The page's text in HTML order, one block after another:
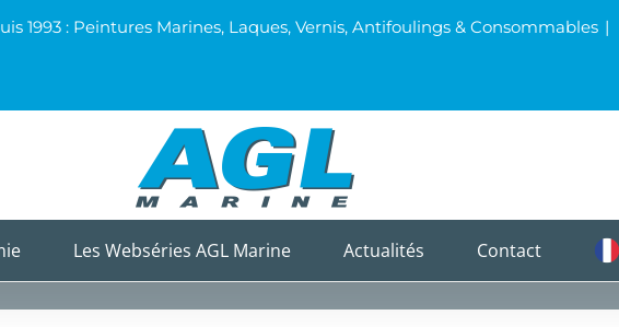
1993 : Peintures Marines, Laques, Vernis, Antifoulings & Consommables |
Les Webséries AGL Marine Actualités Contact